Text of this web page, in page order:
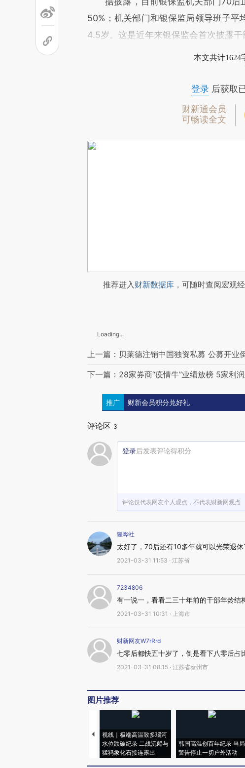
50%；机关部门和银保监局领导班子平
4.5岁。这是近年来银保监会首次披露干
本文共计1624
登录后获取
财新通会员
可畅读全文
推荐进入财新数据库 ，可随时查阅宏观
Loading...
上一篇：贝莱德注销中国独资私募 公募开业
下一篇：28家券商“疫情牛”业绩放榜 5家利
推广 财新会员积分兑好礼
评论区 3
登录后发表评论得积分
评论仅代表网友个人观点，不代表财新网观点
猩哗社
太好了，70后还有10多年就可以光荣退休
2021-03-31 11:53 · 江苏省
7234806
有一说一，看看二三十年前的干部年龄结
2021-03-31 10:31 · 上海市
财新网友W7rRrd
七零后都快五十岁了，倒是看下八零后占
2021-03-31 08:15 · 江苏省泰州市
图片推荐
视线｜极端高温致多瑙河
水位跌破纪录 二战沉船与
猛犸象化石接连露出
韩国高温创百年纪录 当局
警告停止一切户外活动